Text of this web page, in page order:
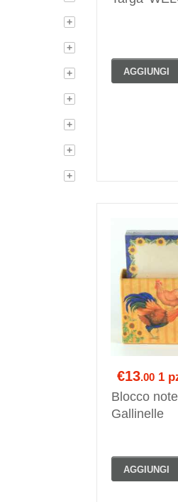
+
+
+
+
+
+
+
AGGIUNGI
€13.001
Blocco
Gallinelle
AGGIUNGI